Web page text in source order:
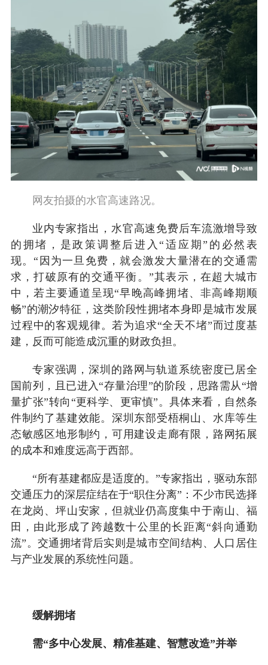
网友拍摄的水官高速路况。
业内专家指出，水官高速免费后车流激增导致
的拥堵，是政策调整后进入“适应期”的必然表
现。“因为一旦免费，就会激发大量潜在的交通需
求，打破原有的交通平衡。”其表示，在超大城市
中，若主要通道呈现“早晚高峰拥堵、非高峰期顺
畅”的潮汐特征，这类阶段性拥堵本身即是城市发展
过程中的客观规律。若为追求“全天不堵”而过度基
建，反而可能造成沉重的财政负担。
专家强调，深圳的路网与轨道系统密度已居全
国前列，且已进入“存量治理”的阶段，思路需从“增
量扩张”转向“更科学、更审慎”。具体来看，自然条
件制约了基建效能。深圳东部受梧桐山、水库等生
态敏感区地形制约，可用建设走廊有限，路网拓展
的成本和难度远高于西部。
“所有基建都应是适度的。”专家指出，驱动东部
交通压力的深层症结在于“职住分离”：不少市民选择
在龙岗、坪山安家，但就业仍高度集中于南山、福
田，由此形成了跨越数十公里的长距离“斜向通勤
流”。交通拥堵背后实则是城市空间结构、人口居住
与产业发展的系统性问题。
缓解拥堵
需“多中心发展、精准基建、智慧改造”并举